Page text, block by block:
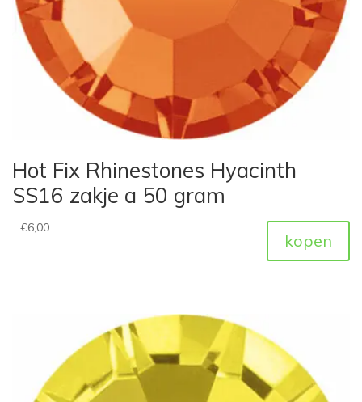
Hot Fix Rhinestones Hyacinth
SS16 zakje a 50 gram
€6,00
kopen